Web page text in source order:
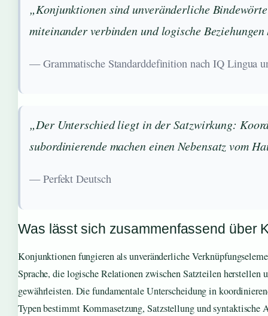
„Konjunktionen sind unveränderliche
miteinander verbinden und logische
— Grammatische Standarddefinition nach IQ Lingua
„Der Unterschied liegt in der Satzwirkung:
subordinierende machen einen Nebensatz vom
— Perfekt Deutsch
Was lässt sich zusammenfassend über
Konjunktionen fungieren als unveränderliche
Sprache, die logische Relationen zwischen Satzteilen herstellen
gewährleisten. Die fundamentale Unterscheidung in
Typen bestimmt Kommasetzung, Satzstellung und syntaktische